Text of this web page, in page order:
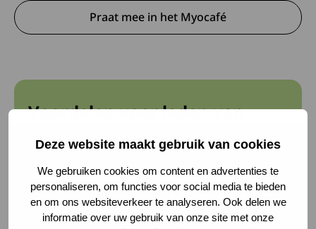
Deze website maakt gebruik van cookies
We gebruiken cookies om content en advertenties te
personaliseren, om functies voor social media te bieden
en om ons websiteverkeer te analyseren. Ook delen we
informatie over uw gebruik van onze site met onze
Praat mee in het Myocafé
Voordelen voor leden van
Word lid
Log inDeze link gaat naar een